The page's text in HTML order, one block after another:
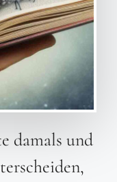
damals und